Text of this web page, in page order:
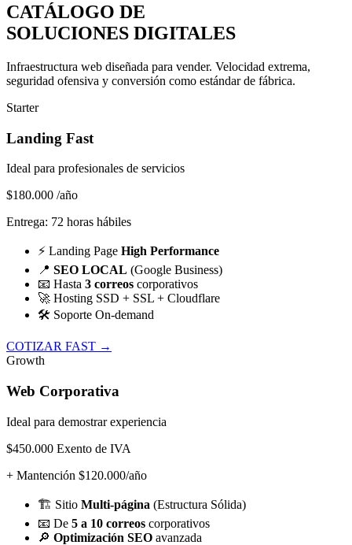
CATÁLOGO DE
SOLUCIONES DIGITALES
Infraestructura web diseñada para vender. Velocidad extrema,
seguridad ofensiva y conversión como estándar de fábrica.
Starter
Landing Fast
Ideal para profesionales de servicios
$180.000 /año
Entrega: 72 horas hábiles
⚡ Landing Page High Performance
📍 SEO LOCAL (Google Business)
📧 Hasta 3 correos corporativos
🚀 Hosting SSD + SSL + Cloudflare
🛠️ Soporte On-demand
COTIZAR FAST →
Growth
Web Corporativa
Ideal para demostrar experiencia
$450.000 Exento de IVA
+ Mantención $120.000/año
🏗️ Sitio Multi-página (Estructura Sólida)
📧 De 5 a 10 correos corporativos
🔎 Optimización SEO avanzada